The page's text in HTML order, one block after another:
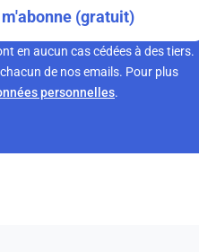
(gratuit)
en aucun cas cédées à des tiers.
de nos emails. Pour plus
personnelles.